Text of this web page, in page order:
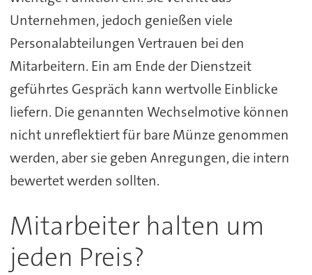
Unternehmen, jedoch genießen viele
Personalabteilungen Vertrauen bei den
Mitarbeitern. Ein am Ende der Dienstzeit
geführtes Gespräch kann wertvolle Einblicke
liefern. Die genannten Wechselmotive können
nicht unreflektiert für bare Münze genommen
werden, aber sie geben Anregungen, die intern
bewertet werden sollten.
Mitarbeiter halten um
jeden Preis?